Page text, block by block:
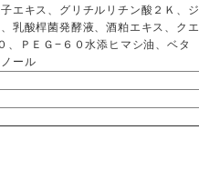
エキス、グリチルリチン酸２Ｋ、ジ
乳酸桿菌発酵液、酒粕エキス、クエ
、ＰＥＧ−６０水添ヒマシ油、ベタ
ール